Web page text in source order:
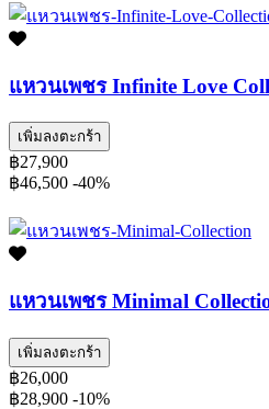
แหวนเพชร Infinite Love
เพิ่มลงตะกร้า
฿27,900
฿46,500 -40%
แหวนเพชร Minimal
เพิ่มลงตะกร้า
฿26,000
฿28,900 -10%